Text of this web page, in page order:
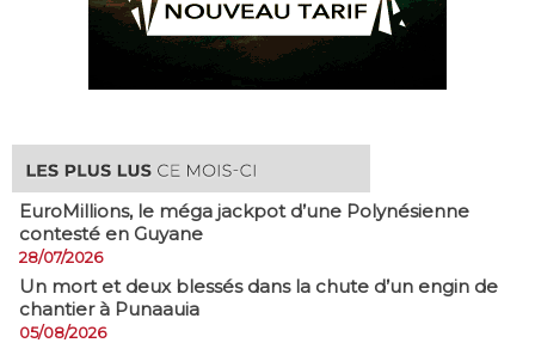
EuroMillions, ​le méga jackpot d’une Polynésienne
contesté en Guyane
28/07/2026
​Un mort et deux blessés dans la chute d’un engin de
chantier à Punaauia
05/08/2026